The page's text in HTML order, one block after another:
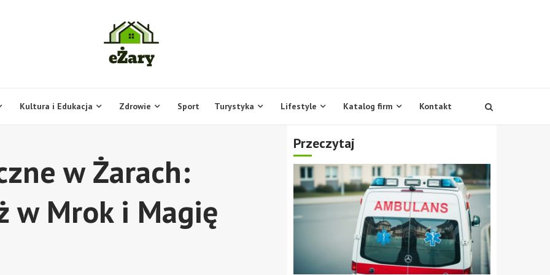
Kultura i Edukacja Zdrowie Sport Turystyka Lifestyle Katalog firm Kontakt
w Żarach:
w Mrok i Magię
Przeczytaj